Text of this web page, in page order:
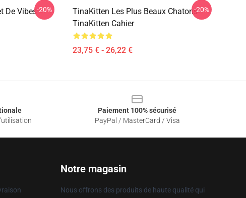
De Vibes-20%
TinaKitten Les Plus Beaux Chatons
TinaKitten Cahier
23,75 € - 26,22 €
-20%
Paiement 100% sécurisé
PayPal / MasterCard / Visa
Notre magasin
Nous offrons des produits de haute qualité qui